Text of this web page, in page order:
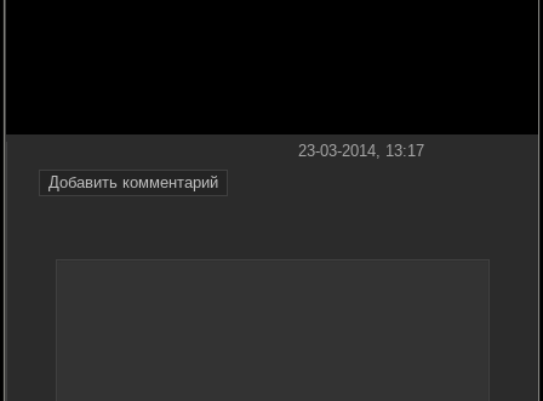
Добавить комментарий
23-03-2014, 13:17